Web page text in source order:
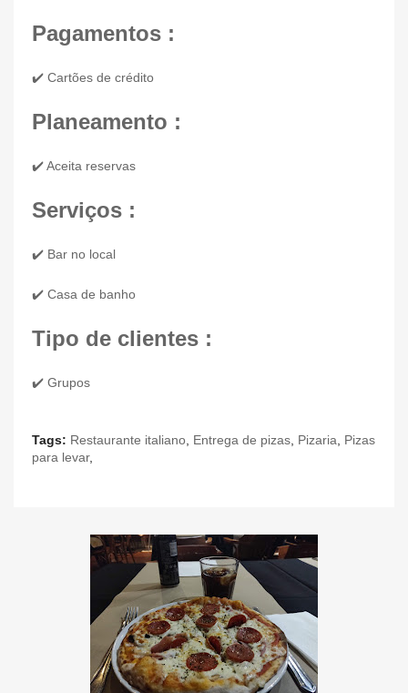
Pagamentos :
✔️ Cartões de crédito
Planeamento :
✔️ Aceita reservas
Serviços :
✔️ Bar no local
✔️ Casa de banho
Tipo de clientes :
✔️ Grupos
Tags: Restaurante italiano Entrega de pizas Pizaria
Pizas
para levar,